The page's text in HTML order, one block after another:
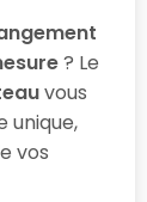
? Le
vous
unique,
vos